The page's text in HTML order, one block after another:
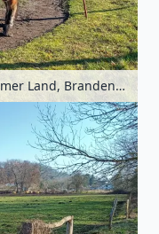
Neugieriges Pferd in Chorin, Barnimer Land, Brandenburg, Deutschland